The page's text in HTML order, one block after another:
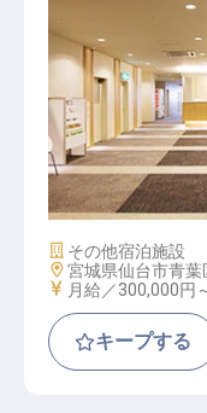
本部長補佐（ホ
施設業態
その他宿泊施設
勤務地
宮城県仙台市青
給与
月給／300,000円
キープする